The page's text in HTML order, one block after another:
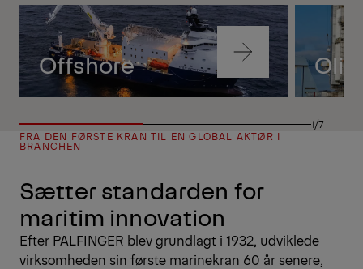
Se nu
Offshore Navigate
content
to
content
1/7
FRA DEN FØRSTE KRAN TIL EN GLOBAL AKTØR I
BRANCHEN
Sætter standarden for
maritim innovation
Efter PALFINGER blev grundlagt i 1932, udviklede
virksomheden sin første marinekran 60 år senere,